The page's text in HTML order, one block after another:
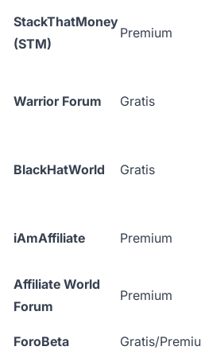
StackThatMoney
(STM)
Premium
Warrior Forum Gratis
BlackHatWorld Gratis
iAmAffiliate Premium
Affiliate World
Forum
Premium
ForoBeta Gratis/